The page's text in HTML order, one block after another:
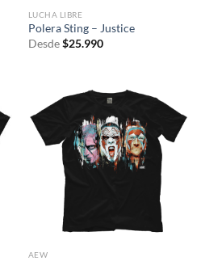
LUCHA LIBRE
Polera Sting – Justice
Desde $25.990
AEW